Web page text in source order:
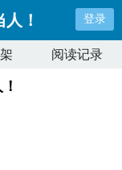
！ 登录
阅读记录